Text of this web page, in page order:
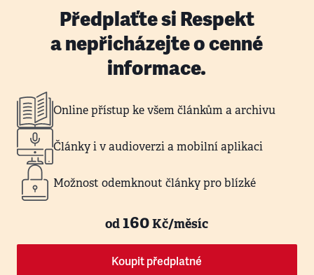
Předplaťte si Respekt
a nepřicházejte o cenné
informace.
Online přístup ke všem článkům a archivu
Články i v audioverzi a mobilní aplikaci
Možnost odemknout články pro blízké
od160Kč/měsíc
Koupit předplatné